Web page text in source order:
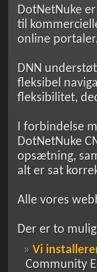
DotNetNuke
til
online
DNN
fleksibel
fleksibilitet,
I forbindelse
DotNetNuke
opsætning,
alt er sat
Alle vores
Der er to
Vi
Community